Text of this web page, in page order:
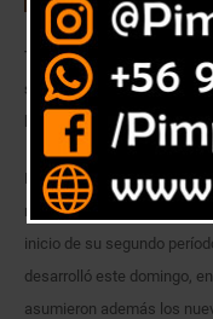
Tras asumir un nuevo
su nuevo papel como
lineamiento y unión de la
Luego de jurar por los
región de Valparaíso,
inicio de su segundo
desarrolló este domingo,
asumieron además los